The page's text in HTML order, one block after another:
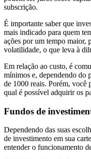
subscrição.
É importante saber que
mais indicado para quem
ações por um tempo maior,
volatilidade, o que leva à
Em relação ao custo, é
mínimos e, dependendo do
de 1000 reais. Porém, você
qual é possível adquirir os
Fundos de
Dependendo das suas
de investimento em sua
entender o funcionamento